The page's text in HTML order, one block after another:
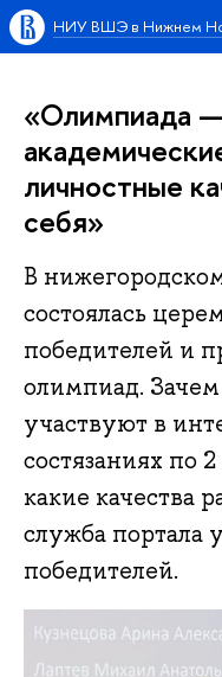
НИУ ВШЭ в Нижнем
«Олимпиада
личностные
себя»
В
состоялась
победителей и
олимпиад.
участвуют в
состязаниях по
какие качества
служба портала
победителей.